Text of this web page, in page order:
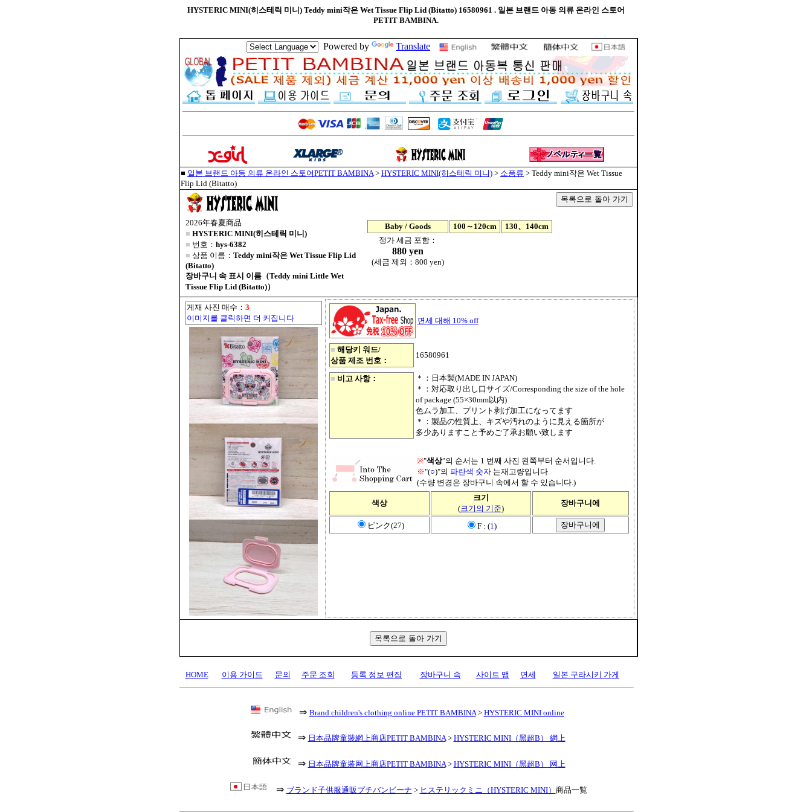
HYSTERIC MINI(히스테릭 미니) Teddy mini작은 Wet Tissue Flip Lid (Bitatto) 16580961 . 일본 브랜드 아동 의류 온라인 스토어
PETIT BAMBINA.
Powered by Translate
■ 일본 브랜드 아동 의류 온라인 스토어PETIT BAMBINA> HYSTERIC MINI(히스테릭 미니) > 소품류 > Teddy mini작은 Wet Tissue
Flip Lid (Bitatto)
Baby / Goods 100～120cm
130、140cm
정가 세금 포함：
880 yen
(세금 제외：800 yen)
2026年春夏商品
■ HYSTERIC MINI(히스테릭 미니)
■ 번호： hys-6382
■ 상품 이름： Teddy mini작은 Wet Tissue Flip Lid
(Bitatto)
장바구니 속 표시 이름（Teddy mini Little Wet
Tissue Flip Lid (Bitatto)）
게재 사진 매수： 3
이미지를 클릭하면 더 커집니다
면세 대해 10% off
■ 해당키 워드/
상품 제조 번호：
16580961
■ 비고 사항：
＊：日本製(MADE IN JAPAN)
＊：対応取り出し口サイズ/Corresponding the size of the hole
of package (55×30mm以内)
色ムラ加工、プリント剥げ加工になってます
＊：製品の性質上、キズや汚れのように見える箇所が
多少ありますこと予めご了承お願い致します
※"색상"의 순서는 1 번째 사진 왼쪽부터 순서입니다.
※"(○)"의 파란색 숫자는재고량입니다.
(수량 변경은 장바구니 속에서 할 수 있습니다.)
색상
크기
(크기의 기준)
장바구니에
ピンク(27) F : (1)
HOME 이용 가이드 문의 주문 조회 등록 정보 편집 장바구니 속 사이트 맵 면세 일본 구라시키 가게
⇒ Brand children's clothing online PETIT BAMBINA> HYSTERIC MINI online
⇒ 日本品牌童裝網上商店PETIT BAMBINA> HYSTERIC MINI（黑超B） 網上
⇒ 日本品牌童装网上商店PETIT BAMBINA> HYSTERIC MINI（黑超B） 网上
⇒ ブランド子供服通販プチバンビーナ > ヒステリックミニ（HYSTERIC MINI） 商品一覧